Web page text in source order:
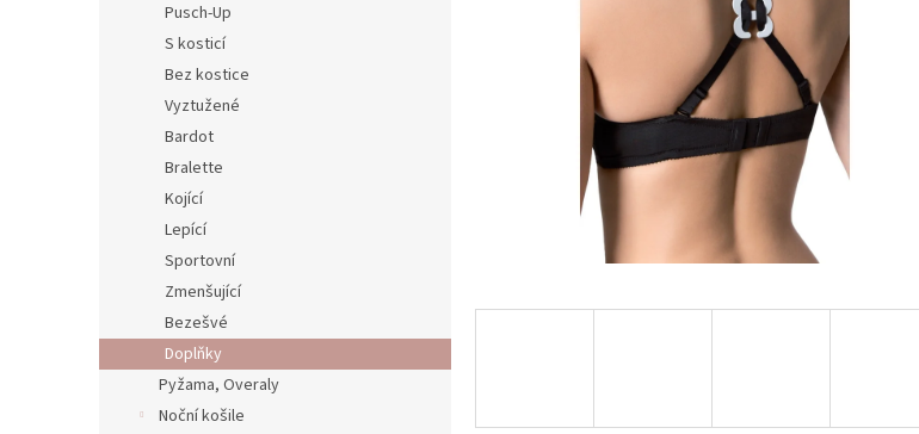
Pusch-Up
S kosticí
Bez kostice
Vyztužené
Bardot
Bralette
Kojící
Lepící
Sportovní
Zmenšující
Bezešvé
Doplňky
Pyžama, Overaly
Noční košile